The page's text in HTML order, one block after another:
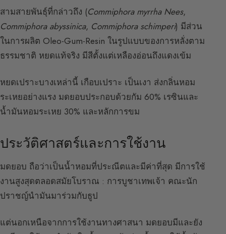
สามสายพันธุ์ที่กล่าวถึง (Commiphora myrrha Nees,
Commiphora abyssinica, Commiphora schimperi) มีส่วน
ในการผลิต Oleo-Gum-Resin ในรูปแบบของการหลั่งตาม
ธรรมชาติ หยดแท้จริง มีสีตั้งแต่เหลืองอ่อนถึงแดงเข้ม
หยดเปราะบางเหล่านี้ เกือบเปราะ เป็นเงา ส่งกลิ่นหอม
ระเหยอย่างแรง มดยอบประกอบด้วยกัม 60% เรซินและ
น้ำมันหอมระเหย 30% และหลักการขม
ประวัติศาสตร์และการใช้งาน
มดยอบ ถือว่าเป็นน้ำหอมที่ประณีตและมีค่าที่สุด มีการใช้
งานสูงสุดตลอดสมัยโบราณ : การบูชาเทพเจ้า คณะนัก
ปราชญ์นำมันมาร่วมกับธูป
แต่นอกเหนือจากการใช้งานทางศาสนา มดยอบมีและยัง